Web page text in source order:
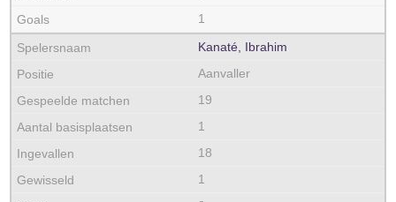
1
Kanaté, Ibrahim
Aanvaller
19
1
18
1